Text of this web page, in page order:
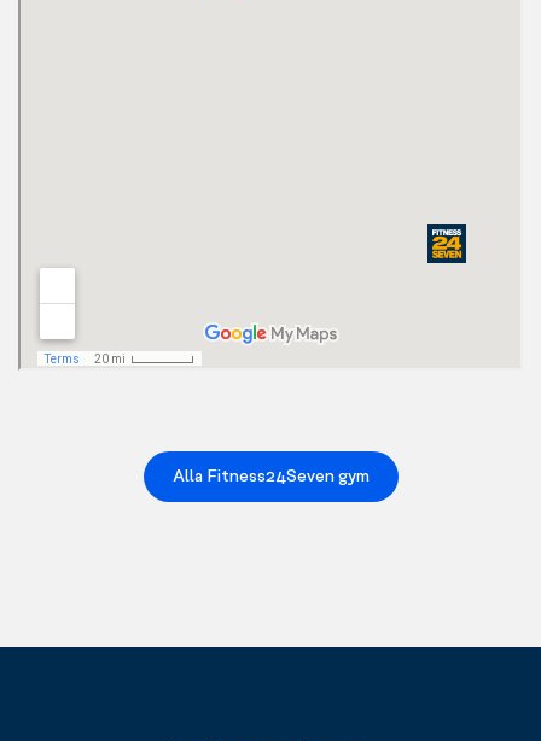
Alla Fitness24Seven gym